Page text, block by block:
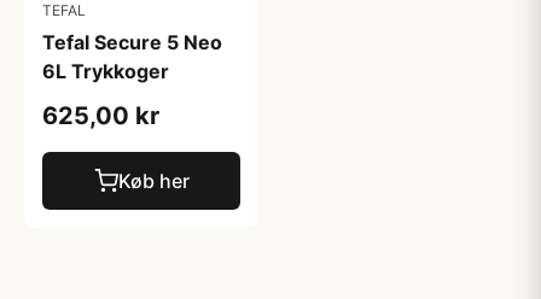
TEFAL
Tefal Secure 5 Neo
6L Trykkoger
625,00 kr
Køb her